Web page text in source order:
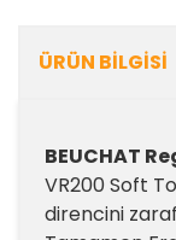
ÜRÜN BILGISI
BEUCHAT
VR200 Soft
direncini